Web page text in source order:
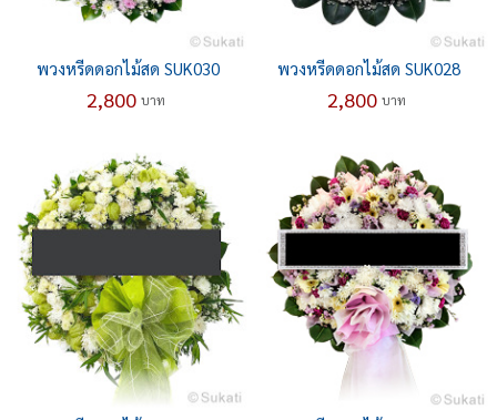
พวงหรีดดอกไม้สด SUK030
2,800 บาท
พวงหรีดดอกไม้สด SUK028
2,800 บาท